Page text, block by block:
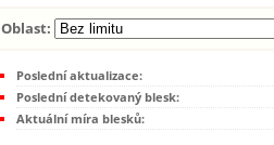
Oblast:
Poslední aktualizace:
Poslední detekovaný blesk:
Aktuální míra blesků: